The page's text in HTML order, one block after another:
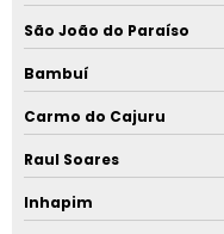
São João do Paraíso
Bambuí
Carmo do Cajuru
Raul Soares
Inhapim